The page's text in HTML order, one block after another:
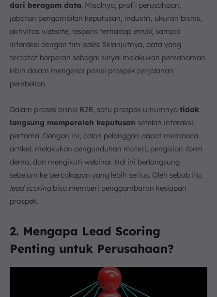
dari beragam data. Misalnya, profil perusahaan,
jabatan pengambilan keputusan, industri, ukuran bisnis,
aktivitas website, respons terhadap email, sampai
interaksi dengan tim sales. Selanjutnya, data yang
tercatat berperan sebagai sinyal melakukan pemahaman
lebih dalam mengenai posisi prospek perjalanan
pembelian.
Dalam proses bisnis B2B, satu prospek umumnya tidak
langsung memperoleh keputusan setelah interaksi
pertama. Dengan ini, calon pelanggan dapat membaca
artikel, melakukan pengunduhan materi, pengisian form
demo, dan mengikuti webinar. Hal ini berlangsung
sebelum ke percakapan yang lebih serius. Oleh sebab itu,
lead scoring bisa memberi penggambaran kesiapan
prospek.
2. Mengapa Lead Scoring
Penting untuk Perusahaan?